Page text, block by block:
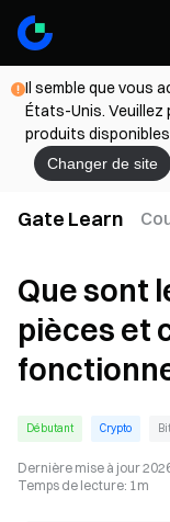
Il semble que vous
États-Unis. Veuillez
produits
Changer de site
Gate Learn
Que sont
pièces et
Débutant Crypto
Dernière mise à jour
Temps de lecture: 1m